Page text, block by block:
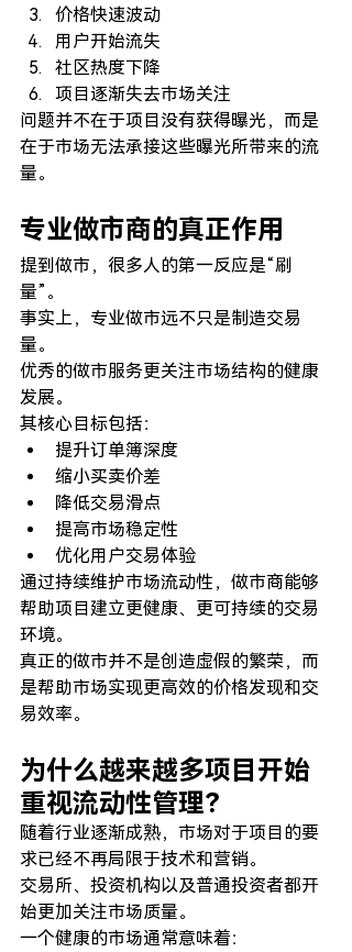
价格快速波动
用户开始流失
社区热度下降
项目逐渐失去市场关注
问题并不在于项目没有获得曝光，而是
在于市场无法承接这些曝光所带来的流
量。
专业做市商的真正作用
提到做市，很多人的第一反应是“刷
量”。
事实上，专业做市远不只是制造交易
量。
优秀的做市服务更关注市场结构的健康
发展。
其核心目标包括：
提升订单簿深度
缩小买卖价差
降低交易滑点
提高市场稳定性
优化用户交易体验
通过持续维护市场流动性，做市商能够
帮助项目建立更健康、更可持续的交易
环境。
真正的做市并不是创造虚假的繁荣，而
是帮助市场实现更高效的价格发现和交
易效率。
为什么越来越多项目开始
重视流动性管理？
随着行业逐渐成熟，市场对于项目的要
求已经不再局限于技术和营销。
交易所、投资机构以及普通投资者都开
始更加关注市场质量。
一个健康的市场通常意味着：